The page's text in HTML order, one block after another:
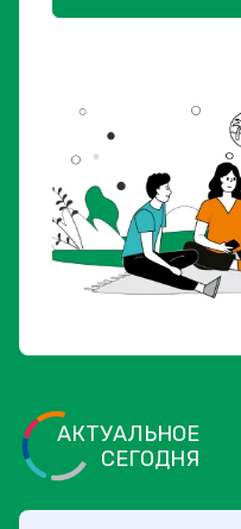
АКТУАЛЬНОЕ
СЕГОДНЯ